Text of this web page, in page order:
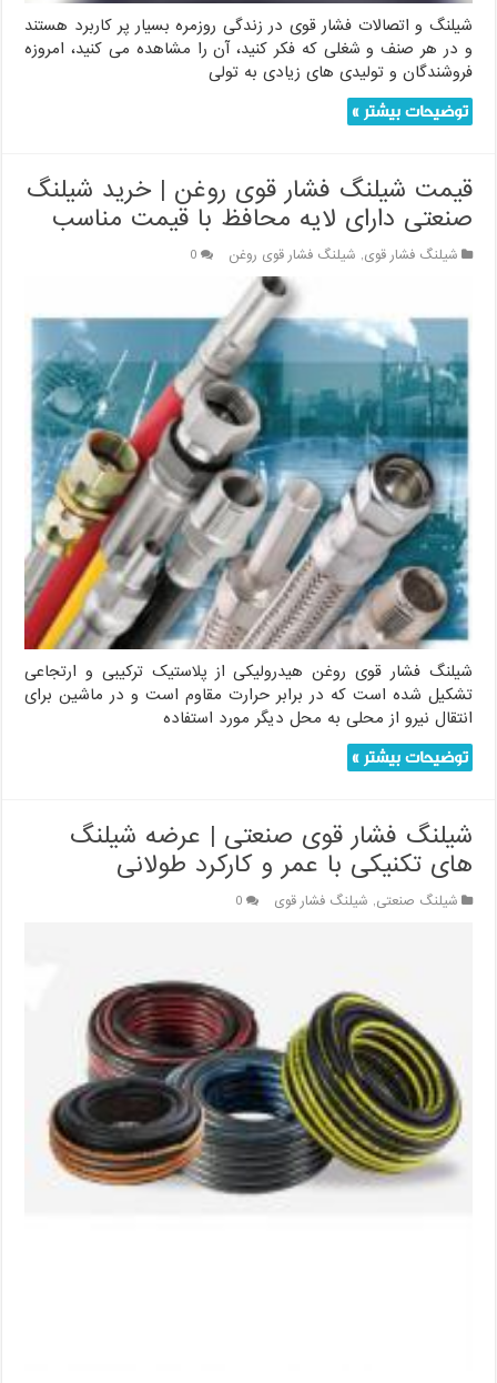
شیلنگ و اتصالات فشار قوی در زندگی روزمره بسیار پر کاربرد هستند
و در هر صنف و شغلی که فکر کنید، آن را مشاهده می کنید، امروزه
فروشندگان و تولیدی های زیادی به تولی
توضیحات بیشتر »
قیمت شیلنگ فشار قوی روغن | خرید شیلنگ
صنعتی دارای لایه محافظ با قیمت مناسب
شیلنگ فشار قوی, شیلنگ فشار قوی روغن 0
شیلنگ فشار قوی روغن هیدرولیکی از پلاستیک ترکیبی و ارتجاعی
تشکیل شده است که در برابر حرارت مقاوم است و در ماشین برای
انتقال نیرو از محلی به محل دیگر مورد استفاده
توضیحات بیشتر »
شیلنگ فشار قوی صنعتی | عرضه شیلنگ
های تکنیکی با عمر و کارکرد طولانی
شیلنگ صنعتی, شیلنگ فشار قوی 0